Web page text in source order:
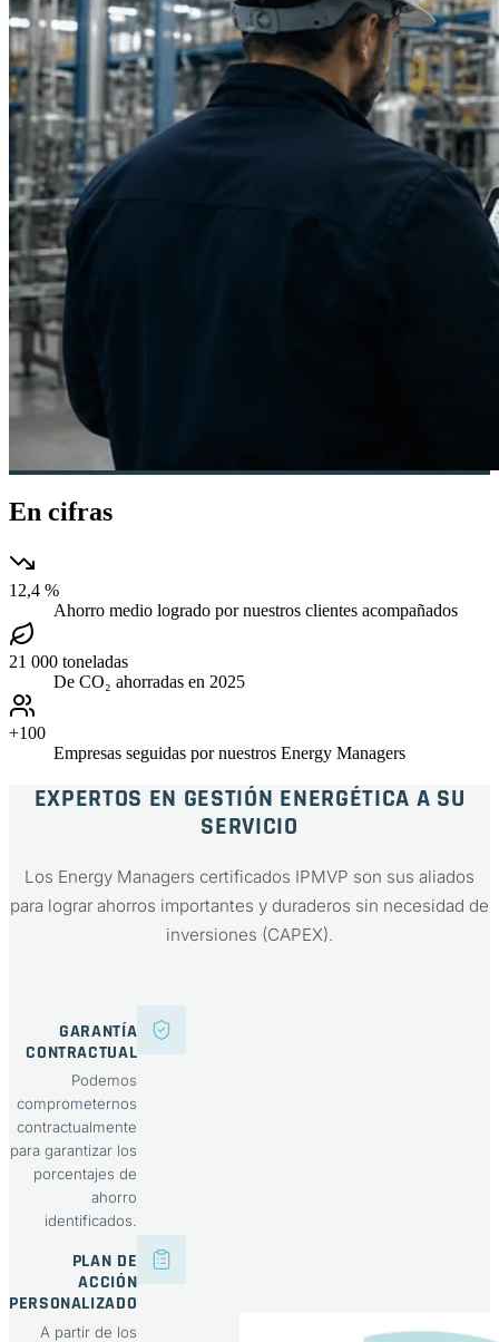
En cifras
12,4 %
Ahorro medio logrado por nuestros clientes acompañados
21 000 toneladas
De CO₂ ahorradas en 2025
+100
Empresas seguidas por nuestros Energy Managers
EXPERTOS EN GESTIÓN ENERGÉTICA A SU
SERVICIO
Los Energy Managers certificados IPMVP son sus aliados
para lograr ahorros importantes y duraderos sin necesidad de
inversiones (CAPEX).
GARANTÍA
CONTRACTUAL
Podemos
comprometernos
contractualmente
para garantizar los
porcentajes de
ahorro
identificados.
PLAN DE
ACCIÓN
PERSONALIZADO
A partir de los